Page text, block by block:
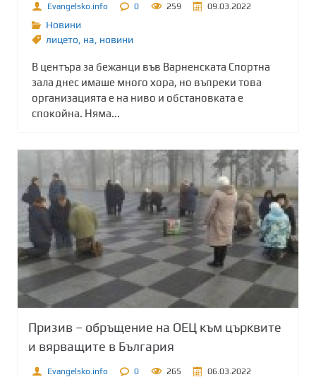
Evangelsko.info 0 259 09.03.2022
Новини
лицето, на, новини
В центъра за бежанци във Варненската Спортна
зала днес имаше много хора, но въпреки това
организацията е на ниво и обстановката е
спокойна. Няма...
Призив – обръщение на ОЕЦ към църквите
и вярващите в България
Evangelsko.info 0 265 06.03.2022